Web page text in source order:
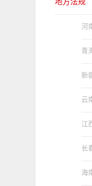
地方法规
河
青
新
云
江
长
海